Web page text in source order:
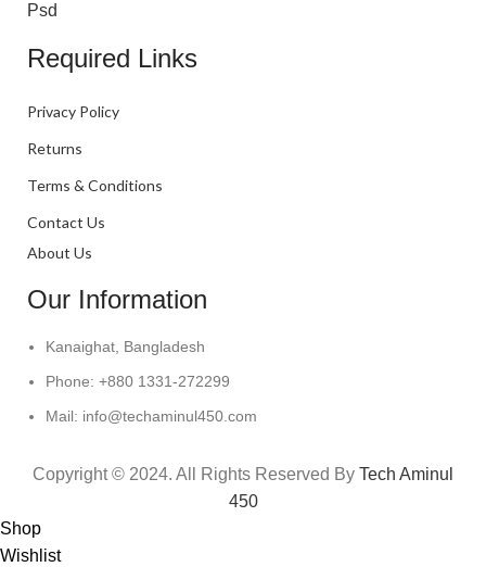
Psd
Required Links
Privacy Policy
Returns
Terms & Conditions
Contact Us
About Us
Our Information
Kanaighat, Bangladesh
Phone: +880 1331-272299
Mail: info@techaminul450.com
Copyright © 2024. All Rights Reserved By Tech Aminul
450
Shop
Wishlist